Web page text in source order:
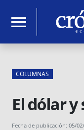
menu
COLUMNAS
El dólar
Fecha de publicación: 05/